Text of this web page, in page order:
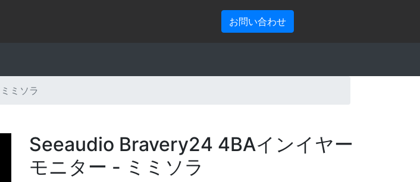
お問い合わせ
ミソラ
Seeaudio Bravery24 4BAインイヤー
モニター - ミミソラ